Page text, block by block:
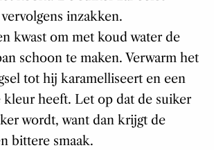
inzakken.
kwast om met koud water de
schoon te maken. Verwarm het
tot hij karamelliseert en een
heeft. Let op dat de suiker
wordt, want dan krijgt de
bittere smaak.